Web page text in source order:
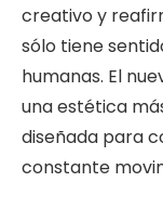
creativo y
sólo tiene
humanas. El
una estética
diseñada para
constante